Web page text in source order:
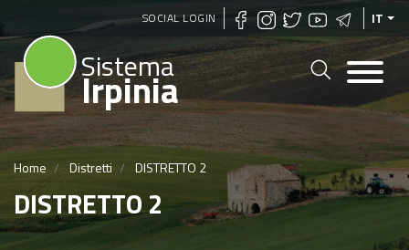
Salta
al
contenuto
principale
SOCIAL LOGIN IT
Sistema
Irpinia
Home Distretti DISTRETTO 2
DISTRETTO 2